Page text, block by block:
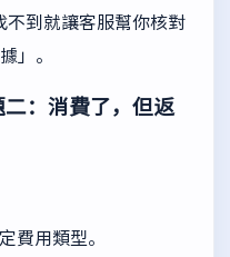
不到就讓客服幫你核對
」。
二：消費了，但返
費用類型。